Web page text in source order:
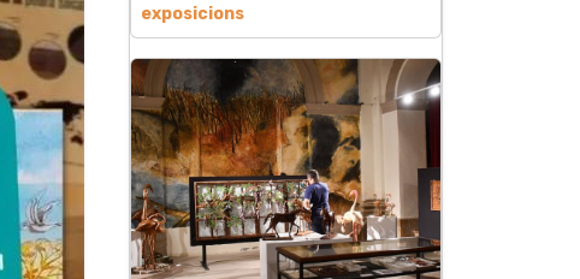
exposicions